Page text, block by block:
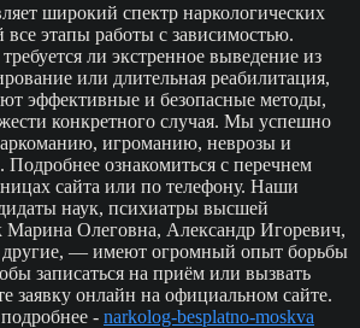
широкий спектр наркологических
этапы работы с зависимостью.
ли экстренное выведение из
или длительная реабилитация,
эффективные и безопасные методы,
конкретного случая. Мы успешно
игроманию, неврозы и
Подробнее ознакомиться с перечнем
сайта или по телефону. Наши
наук, психиатры высшей
Марина Олеговна, Александр Игоревич,
— имеют огромный опыт борьбы
записаться на приём или вызвать
заявку онлайн на официальном сайте.
- narkolog-besplatno-moskva